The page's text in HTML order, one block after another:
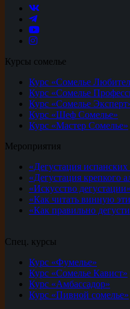
Курсы сомелье
Курс «Сомелье
Курс «Сомелье
Курс «Сомелье
Курс «Шеф Сомелье»
Курс «Мастер Сомелье»
Мероприятия
«Дегустация
«Дегустация крепкого
«Искусство дегустации»
«Как читать винную
«Как правильно
Спец. курсы
Курс «Фумелье»
Курс «Сомелье Кавист»
Курс «Амбассадор»
Курс «Пивной сомелье»